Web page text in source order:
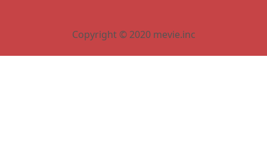
Copyright © 2020 mevie.inc